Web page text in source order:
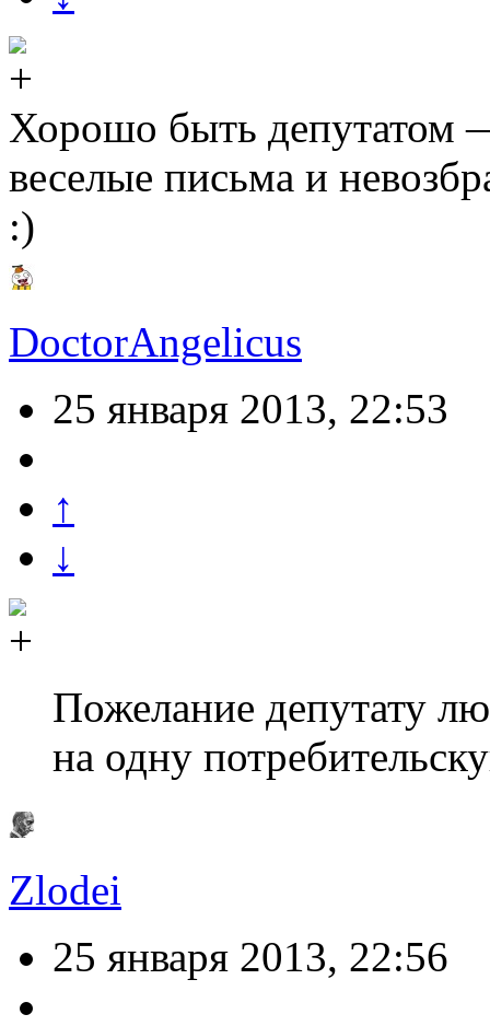
Хорошо быть депутатом
веселые письма и
:)
DoctorAngelicus
25 января 2013, 22:53
↑
↓
Пожелание депутату
на одну
Zlodei
25 января 2013, 22:56